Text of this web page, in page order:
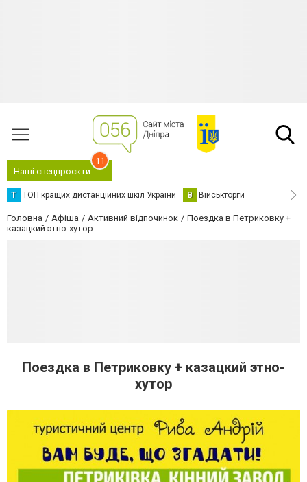
Наші спецпроєкти
11
Т ТОП кращих дистанційних шкіл України В Військторги
Головна Афіша Активний відпочинок
Поездка в Петриковку +
казацкий этно-хутор
Поездка в Петриковку + казацкий этно-
хутор